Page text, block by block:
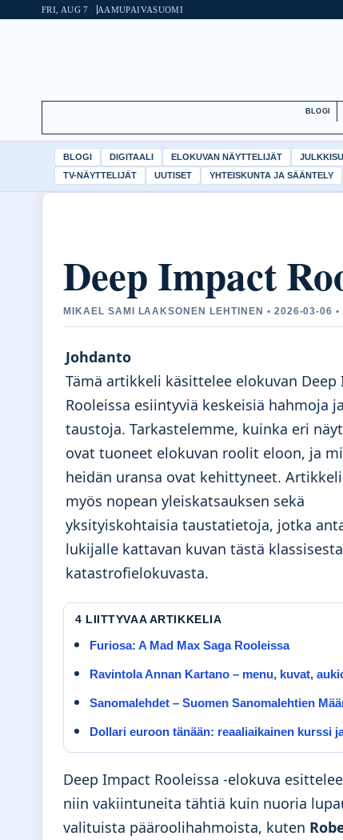
FRI, AUG 7 AAMUPAIVASUOMI
BLOGI
BLOGI DIGITAALI ELOKUVAN NÄYTTELIJÄT
TV-NÄYTTELIJÄT
UUTISET YHTEISKUNTA JA SÄÄNTELY
Deep Impact
MIKAEL SAMI LAAKSONEN LEHTINEN • 2026-03-06 •
Johdanto
Tämä artikkeli käsittelee elokuvan Deep
Rooleissa esiintyviä keskeisiä hahmoja
taustoja. Tarkastelemme, kuinka eri
ovat tuoneet elokuvan roolit eloon, ja
heidän uransa ovat kehittyneet.
myös nopean yleiskatsauksen sekä
yksityiskohtaisia taustatietoja, jotka
lukijalle kattavan kuvan tästä klassisesta
katastrofielokuvasta.
4 LIITTYVAA ARTIKKELIA
Furiosa: A Mad Max Saga Rooleissa
Ravintola Annan Kartano – menu, kuvat,
Sanomalehdet – Suomen Sanomalehtien
Dollari euroon tänään: reaaliaikainen kurssi
Deep Impact Rooleissa -elokuva
niin vakiintuneita tähtiä kuin nuoria
valituista pääroolihahmoista, kuten